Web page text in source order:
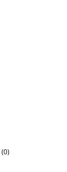
(0)